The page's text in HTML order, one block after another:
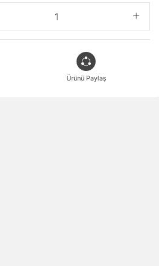
Ürünü Paylaş